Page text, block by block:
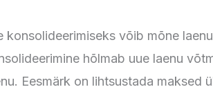
konsolideerimiseks võib mõne
hõlmab uue laenu
Eesmärk on lihtsustada maksed